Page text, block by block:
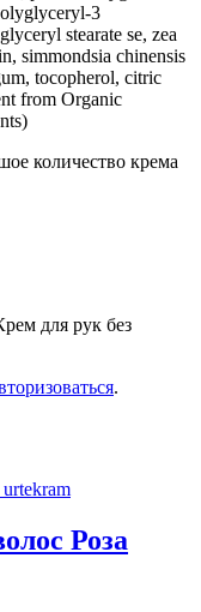
3
stearate se, zea
simmondsia chinensis
tocopherol, citric
from Organic
количество крема
для рук без
.
Роза